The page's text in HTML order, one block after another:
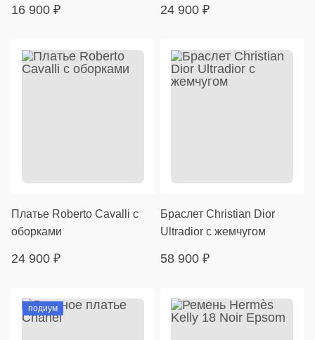
16 900 ₽ 24 900 ₽
Платье Roberto Cavalli с
оборками
24 900 ₽
Браслет Christian Dior
Ultradior с жемчугом
58 900 ₽
подиум